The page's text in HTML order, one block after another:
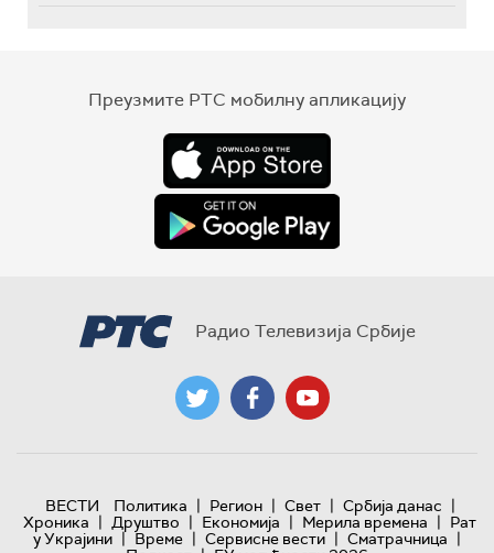
Преузмите РТС мобилну апликацију
Радио Телевизија Србије
ВЕСТИ Политика | Регион | Свет | Србија данас |
Хроника | Друштво | Економија | Мерила времена | Рат
у Украјини | Време | Сервисне вести | Сматрачница |